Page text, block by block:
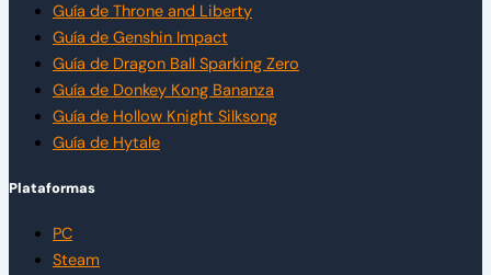
Guía de Throne and Liberty
Guía de Genshin Impact
Guía de Dragon Ball Sparking Zero
Guía de Donkey Kong Bananza
Guía de Hollow Knight Silksong
Guía de Hytale
Plataformas
PC
Steam